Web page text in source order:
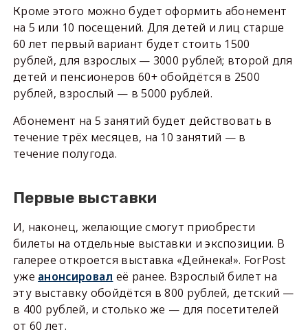
Кроме этого можно будет оформить абонемент
на 5 или 10 посещений. Для детей и лиц старше
60 лет первый вариант будет стоить 1500
рублей, для взрослых — 3000 рублей; второй для
детей и пенсионеров 60+ обойдётся в 2500
рублей, взрослый — в 5000 рублей.
Абонемент на 5 занятий будет действовать в
течение трёх месяцев, на 10 занятий — в
течение полугода.
Первые выставки
И, наконец, желающие смогут приобрести
билеты на отдельные выставки и экспозиции. В
галерее откроется выставка «Дейнека!». ForPost
уже анонсировал её ранее. Взрослый билет на
эту выставку обойдётся в 800 рублей, детский —
в 400 рублей, и столько же — для посетителей
от 60 лет.